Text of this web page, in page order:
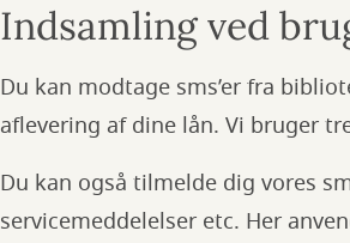
Indsamling ved
Du kan modtage sms’er fra
aflevering af dine lån. Vi bruger
Du kan også tilmelde dig vores
servicemeddelelser etc. Her